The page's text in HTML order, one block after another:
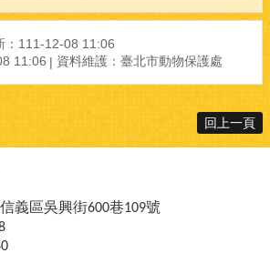
：111-12-08 11:06
11:06
資料維護：臺北市動物保護處
回上一頁
動物保護處
義區吳興街600巷109號